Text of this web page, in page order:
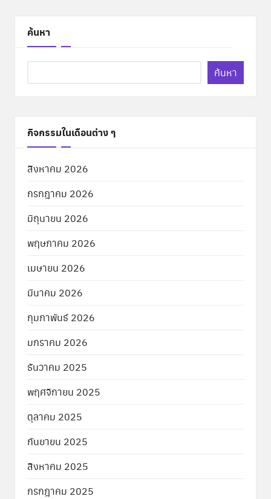
ค้นหา
ค้นหา
กิจกรรมในเดือนต่าง ๆ
สิงหาคม 2026
กรกฎาคม 2026
มิถุนายน 2026
พฤษภาคม 2026
เมษายน 2026
มีนาคม 2026
กุมภาพันธ์ 2026
มกราคม 2026
ธันวาคม 2025
พฤศจิกายน 2025
ตุลาคม 2025
กันยายน 2025
สิงหาคม 2025
กรกฎาคม 2025